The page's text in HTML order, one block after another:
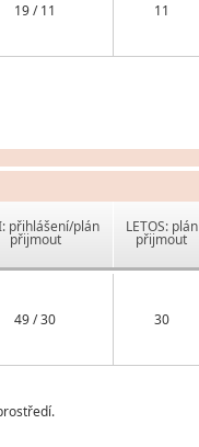
19 / 11 11
přihlášení/plán
přijmout
LETOS: plán
přijmout
49 / 30 30